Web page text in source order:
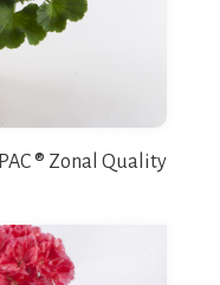
PAC ® Zonal Quality